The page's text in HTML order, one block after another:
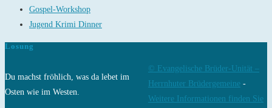
Gospel-Workshop
Jugend Krimi Dinner
Losung
Du machst fröhlich, was da lebet im
Osten wie im Westen.
© Evangelische Brüder-Unität –
Herrnhuter Brüdergemeine -
Weitere Informationen finden Sie